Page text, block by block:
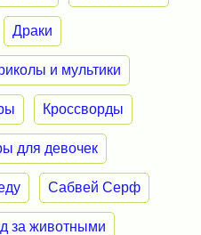
Драки
и мультики
Кроссворды
для девочек
Сабвей Серф
за животными